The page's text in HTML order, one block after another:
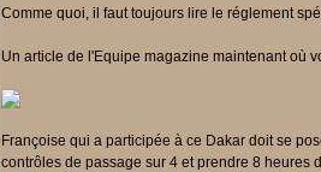
Comme quoi, il faut toujours lire le réglement
Un article de l'Equipe magazine maintenant où
Françoise qui a participée à ce Dakar doit se
contrôles de passage sur 4 et prendre 8 heures